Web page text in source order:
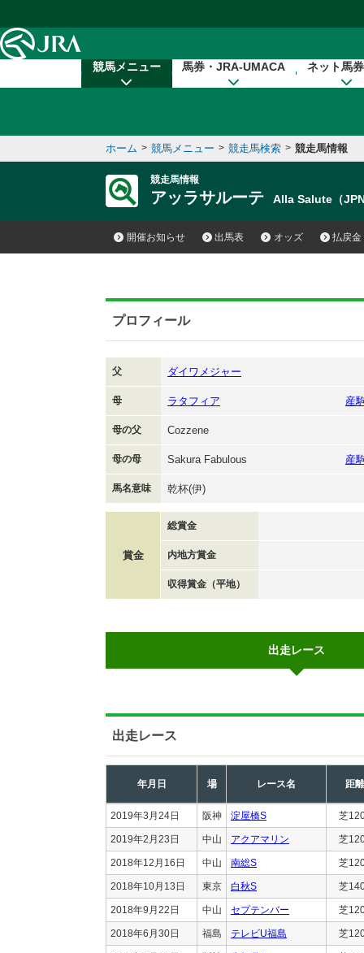
競馬メニュー 馬券・JRA-UMACA ネット馬
ホーム > 競馬メニュー > 競走馬検索 > 競走馬情報
競走馬情報
アッラサルーテ Alla Salute（
開催お知らせ 出馬表 オッズ 払戻金
プロフィール
父 ダイワメジャー
母 ラタフィア 産
母の父 Cozzene
母の母 Sakura Fabulous 産
馬名意味 乾杯(伊)
賞金
総賞金
内地方賞金
収得賞金（平地）
出走レース
出走レース
年月日 場 レース名 距離
2019年3月24日 阪神 淀屋橋S 芝
2019年2月23日 中山 アクアマリン 芝
2018年12月16日 中山 南総S 芝
2018年10月13日 東京 白秋S 芝
2018年9月22日 中山 セプテンバー 芝
2018年6月30日 福島 テレビU福島 芝